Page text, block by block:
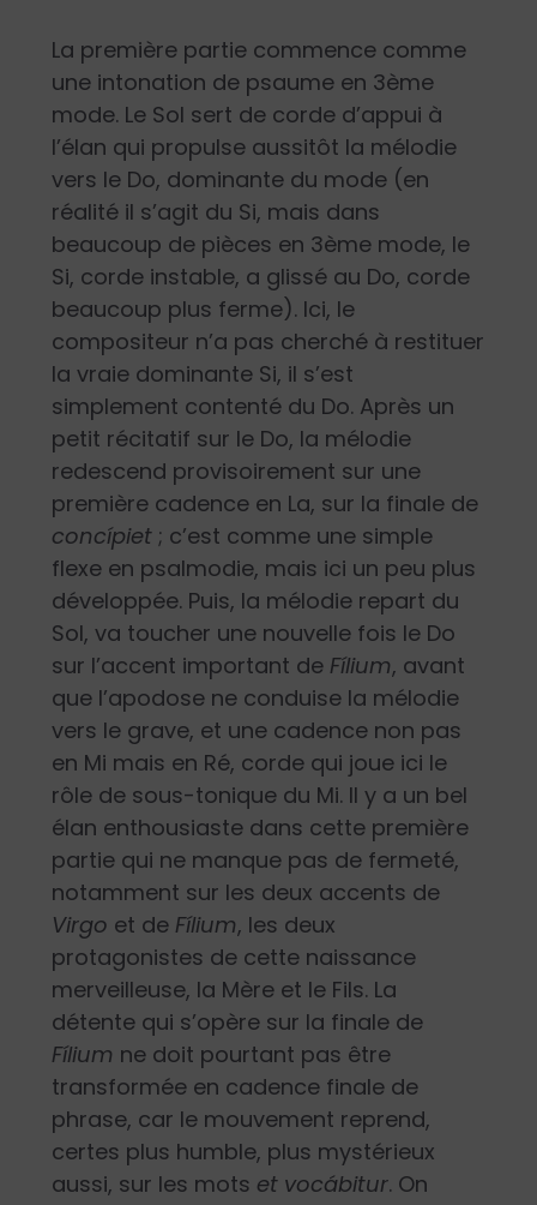
La première partie commence comme
une intonation de psaume en 3ème
mode. Le Sol sert de corde d’appui à
l’élan qui propulse aussitôt la mélodie
vers le Do, dominante du mode (en
réalité il s’agit du Si, mais dans
beaucoup de pièces en 3èmemode, le
Si, corde instable, a glissé au Do, corde
beaucoup plus ferme). Ici, le
compositeur n’a pas cherché à restituer
la vraie dominante Si, il s’est
simplement contenté du Do. Après un
petit récitatif sur le Do, la mélodie
redescend provisoirement sur une
première cadence en La, sur la finale de
concípiet; c’est comme une simple
flexe en psalmodie, mais ici un peu plus
développée. Puis, la mélodie repart du
Sol, va toucher une nouvelle fois le Do
sur l’accent important de Fílium, avant
que l’apodose ne conduise la mélodie
vers le grave, et une cadence non pas
en Mi mais en Ré, corde qui joue ici le
rôle de sous-tonique du Mi. Il y a un bel
élan enthousiaste dans cette première
partie qui ne manque pas de fermeté,
notamment sur les deux accents de
Virgo et de Fílium, les deux
protagonistes de cette naissance
merveilleuse, la Mère et le Fils. La
détente qui s’opère sur la finale de
Fílium ne doit pourtant pas être
transformée en cadence finale de
phrase, car le mouvement reprend,
certes plus humble, plus mystérieux
aussi, sur les mots et vocábitur. On